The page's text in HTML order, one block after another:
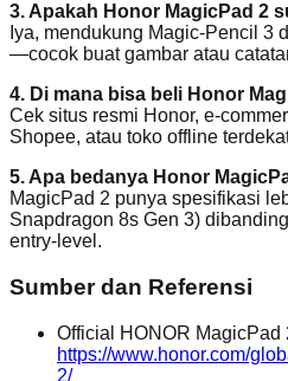
3. Apakah Honor MagicPad 2
Iya, mendukung Magic-Pencil 3
—cocok buat gambar atau
4. Di mana bisa beli Honor
Cek situs resmi Honor, e-
Shopee, atau toko offline
5. Apa bedanya Honor
MagicPad 2 punya spesifikasi
Snapdragon 8s Gen 3)
entry-level.
Sumber dan Referensi
Official HONOR MagicPad
https://www.honor.com/
2/